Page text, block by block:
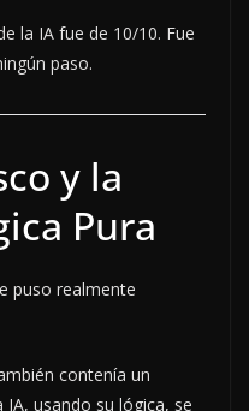
la IA fue de 10/10. Fue
paso.
y la
Pura
puso realmente
contenía un
usando su lógica, se